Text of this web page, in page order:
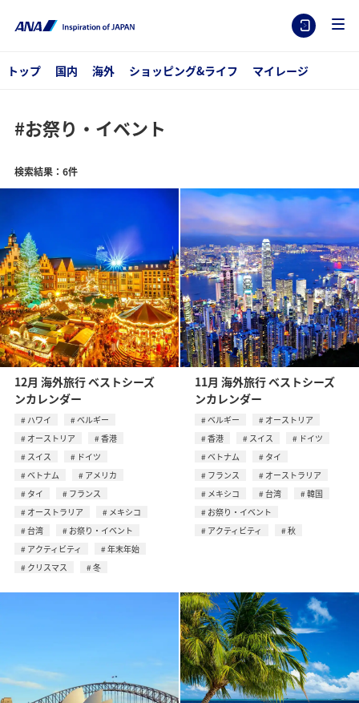
トップ 国内 海外 ショッピング&ライフ マイレージ
#お祭り・イベント
検索結果：6件
12月 海外旅行 ベストシーズ
ンカレンダー
ハワイ
ベルギー
オーストリア
香港
スイス
ドイツ
ベトナム
アメリカ
タイ
フランス
オーストラリア
メキシコ
台湾
お祭り・イベント
アクティビティ
年末年始
クリスマス
冬
11月 海外旅行 ベストシーズ
ンカレンダー
ベルギー
オーストリア
香港
スイス
ドイツ
ベトナム
タイ
フランス
オーストラリア
メキシコ
台湾
韓国
お祭り・イベント
アクティビティ
秋